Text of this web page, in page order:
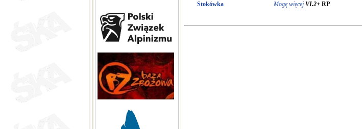
Stokówka Mogę więcej VI.2+ RP